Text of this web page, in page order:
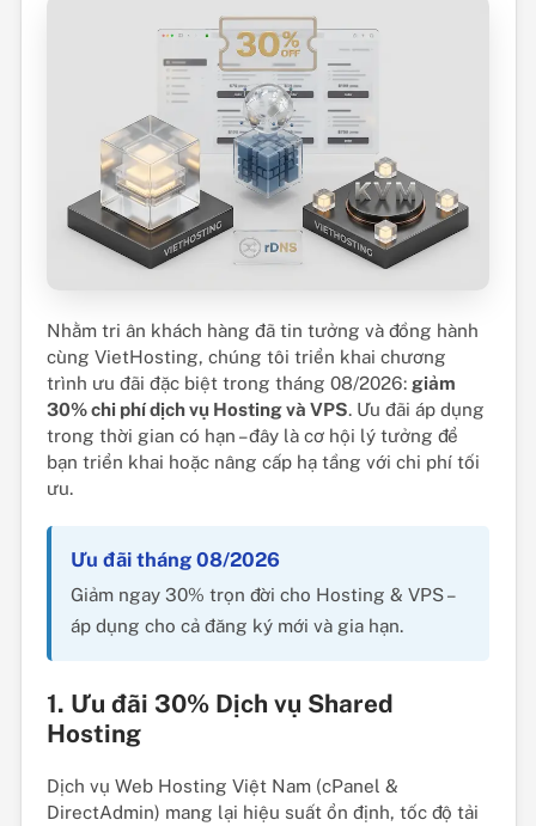
Nhằm tri ân khách hàng đã tin tưởng và đồng hành
cùng VietHosting, chúng tôi triển khai chương
trình ưu đãi đặc biệt trong tháng 08/2026: giảm
30% chi phí dịch vụ Hosting và VPS . Ưu đãi áp dụng
trong thời gian có hạn – đây là cơ hội lý tưởng để
bạn triển khai hoặc nâng cấp hạ tầng với chi phí tối
ưu.
Ưu đãi tháng 08/2026
Giảm ngay 30% trọn đời cho Hosting & VPS –
áp dụng cho cả đăng ký mới và gia hạn.
1. Ưu đãi 30% Dịch vụ Shared
Hosting
Dịch vụ Web Hosting Việt Nam (cPanel &
DirectAdmin) mang lại hiệu suất ổn định, tốc độ tải